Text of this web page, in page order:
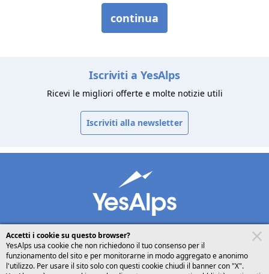
Iscriviti a YesAlps
Ricevi le migliori offerte e molte notizie utili
Iscriviti alla newsletter
desktop seguici su condividi
Accetti i cookie su questo browser?
YesAlps usa cookie che non richiedono il tuo consenso per il
funzionamento del sito e per monitorarne in modo aggregato e anonimo
l'utilizzo. Per usare il sito solo con questi cookie chiudi il banner con "X".